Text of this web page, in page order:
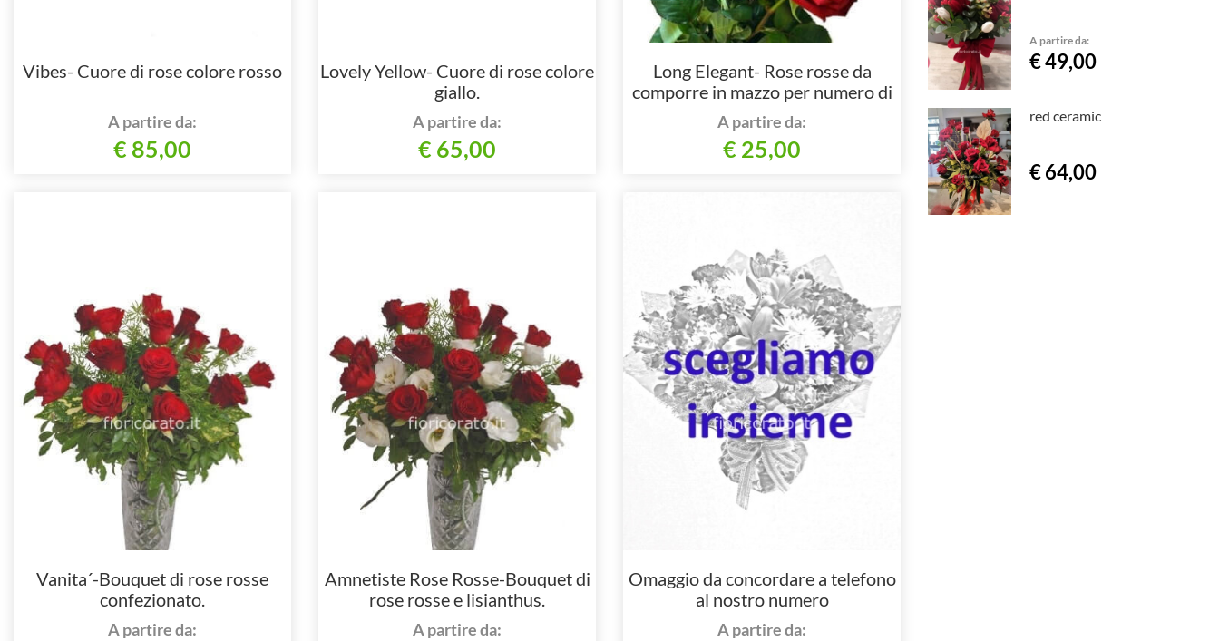
Vibes- Cuore di rose colore rosso
A partire da:
€ 85,00
Lovely Yellow- Cuore di rose colore
giallo.
A partire da:
€ 65,00
Long Elegant- Rose rosse da
comporre in mazzo per numero di
steli.
A partire da:
€ 25,00
Vanita´-Bouquet di rose rosse
confezionato.
A partire da:
Amnetiste Rose Rosse-Bouquet di
rose rosse e lisianthus.
A partire da:
Omaggio da concordare a telefono
al nostro numero
A partire da:
A partire da:
€ 49,00
red ceramic
€ 64,00